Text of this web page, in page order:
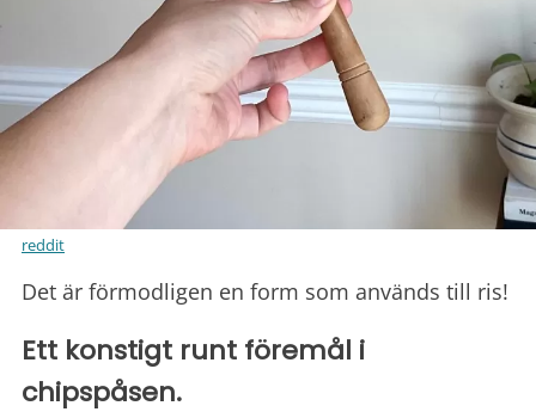
reddit
Det är förmodligen en form som används till ris!
Ett konstigt runt föremål i
chipspåsen.